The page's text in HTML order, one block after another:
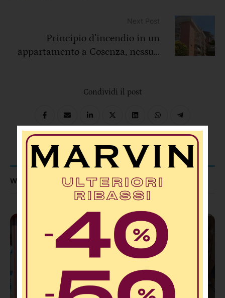
Principio d’incendio in un
appartamento a Cosenza, nessun
Condividi il post
WHAT TO READ NEXT...